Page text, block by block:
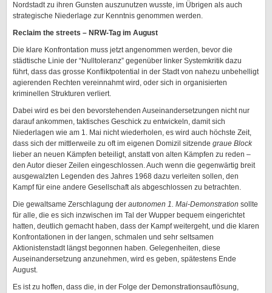
Nordstadt zu ihren Gunsten auszunutzen wusste, im Übrigen als auch
strategische Niederlage zur Kenntnis genommen werden.
Reclaim the streets – NRW-Tag im August
Die klare Konfrontation muss jetzt angenommen werden, bevor die
städtische Linie der “Nulltoleranz” gegenüber linker Systemkritik dazu
führt, dass das grosse Konfliktpotential in der Stadt von nahezu unbehelligt
agierenden Rechten vereinnahmt wird, oder sich in organisierten
kriminellen Strukturen verliert.
Dabei wird es bei den bevorstehenden Auseinandersetzungen nicht nur
darauf ankommen, taktisches Geschick zu entwickeln, damit sich
Niederlagen wie am 1. Mai nicht wiederholen, es wird auch höchste Zeit,
dass sich der mittlerweile zu oft im eigenen Domizil sitzende graue Block
lieber an neuen Kämpfen beteiligt, anstatt von alten Kämpfen zu reden –
den Autor dieser Zeilen eingeschlossen. Auch wenn die gegenwärtig breit
ausgewalzten Legenden des Jahres 1968 dazu verleiten sollen, den
Kampf für eine andere Gesellschaft als abgeschlossen zu betrachten.
Die gewaltsame Zerschlagung der autonomen 1. Mai-Demonstration sollte
für alle, die es sich inzwischen im Tal der Wupper bequem eingerichtet
hatten, deutlich gemacht haben, dass der Kampf weitergeht, und die klaren
Konfrontationen in der langen, schmalen und sehr seltsamen
Aktionistenstadt längst begonnen haben. Gelegenheiten, diese
Auseinandersetzung anzunehmen, wird es geben, spätestens Ende
August.
Es ist zu hoffen, dass die, in der Folge der Demonstrationsauflösung,